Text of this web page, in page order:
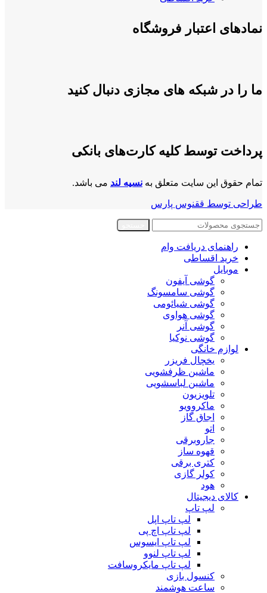
نمادهای اعتبار فروشگاه
ما را در شبکه های مجازی دنبال کنید
پرداخت توسط کلیه کارت‌های بانکی
تمام حقوق این سایت متعلق به نسیه لند می باشد.
طراحی توسط ققنوس پارس
راهنمای دریافت وام
خرید اقساطی
موبایل
گوشی آیفون
گوشی سامسونگ
گوشی شیائومی
گوشی هواوی
گوشی آنر
گوشی نوکیا
لوازم خانگی
یخچال فریزر
ماشین ظرفشویی
ماشین لباسشویی
تلویزیون
ماکروویو
اجاق گاز
اتو
جاروبرقی
قهوه ساز
کتری برقی
کولر گازی
هود
کالای دیجیتال
لپ تاپ
لپ تاپ اپل
لپ تاپ اچ پی
لپ تاپ ایسوس
لپ تاپ لنوو
لپ تاپ مایکروسافت
کنسول بازی
ساعت هوشمند